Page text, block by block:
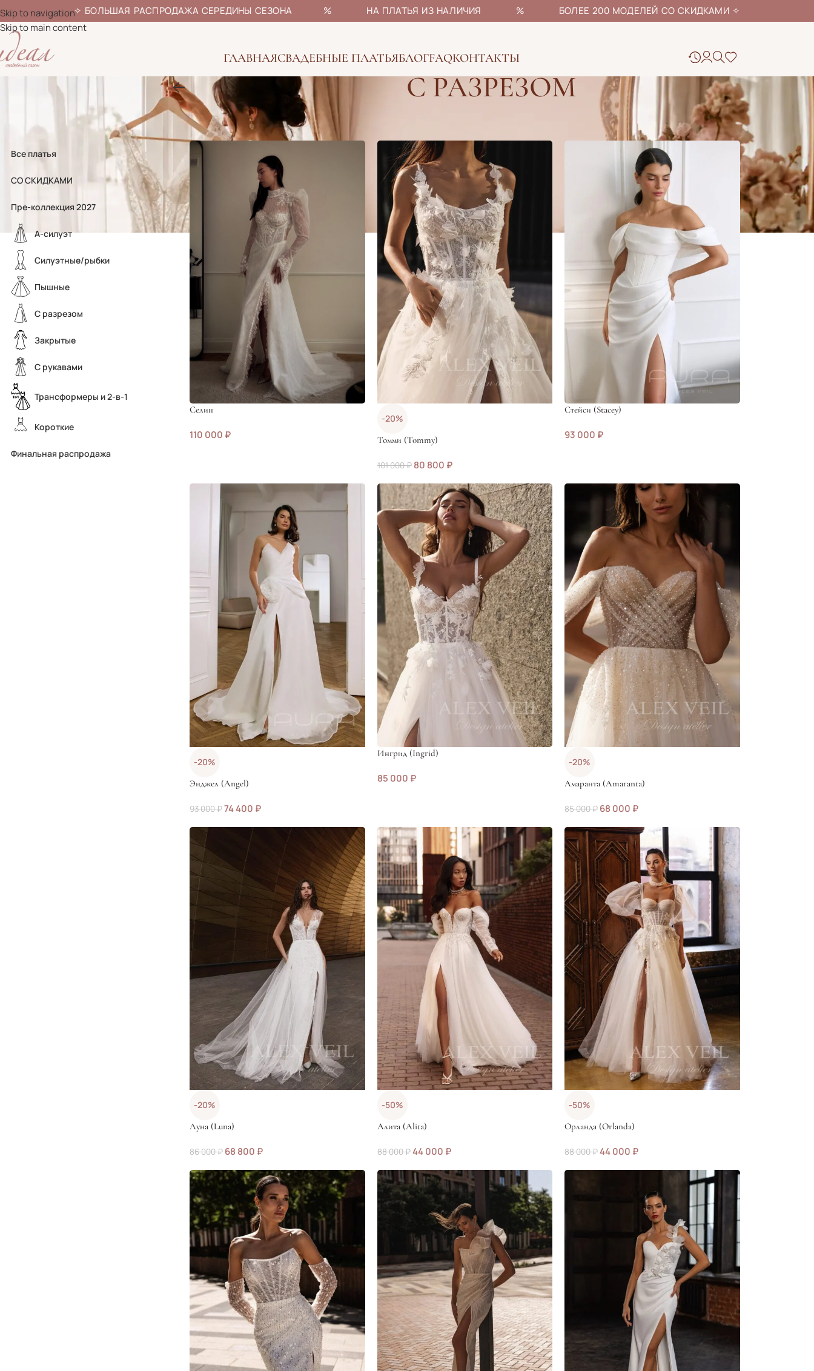
✧ БОЛЬШАЯ РАСПРОДАЖА СЕРЕДИНЫ СЕЗОНА % НА ПЛАТЬЯ ИЗ НАЛИЧИЯ % БОЛЕЕ 200 МОДЕЛЕЙ СО СКИДКАМИ✧
Skip to navigation
Skip to main content
ГЛАВНАЯСВАДЕБНЫЕ ПЛАТЬЯБЛОГFAQКОНТАКТЫ
С РАЗРЕЗОМ
Все платья
СО СКИДКАМИ
Пре-коллекция 2027
А-силуэт
Силуэтные/рыбки
Пышные
С разрезом
Закрытые
С рукавами
Трансформеры и 2-в-1
Короткие
Финальная распродажа
Главная»Свадебные платья» С разрезом
Селин
110 000 ₽
-20%
Томми (Tommy)
101 000₽ 80 800 ₽
Стейси (Stacey)
93 000 ₽
-20%
Энджел (Angel)
93 000₽74 400 ₽
Ингрид (Ingrid)
85 000 ₽
-20%
Амаранта (Amaranta)
85 000₽ 68 000 ₽
-20%
Луна (Luna)
86 000₽ 68 800 ₽
-50%
Алита (Alita)
88 000₽44 000 ₽
-50%
Орланда (Orlanda)
88 000₽44 000 ₽